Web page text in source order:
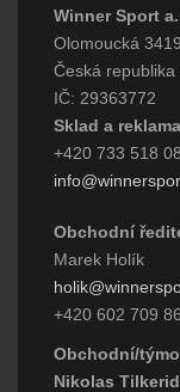
Winner Sport
Olomoucká
Česká republika
IČ: 29363772
Sklad a
+420 733 518
Obchodní
Marek Holík
+420 602 709
Obchodní/
Nikolas